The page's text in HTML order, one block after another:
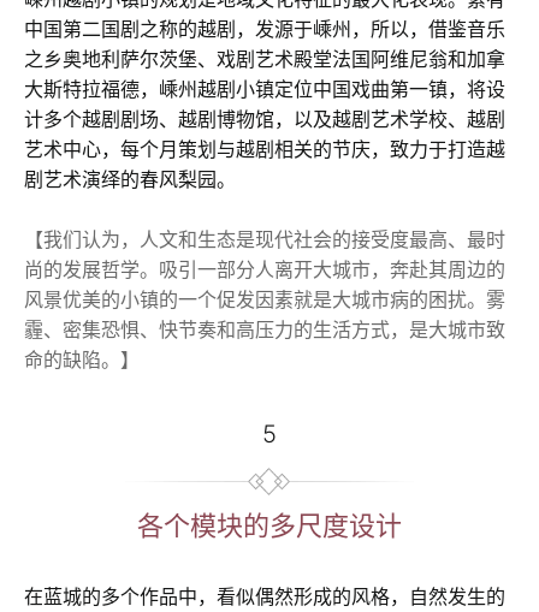
中国第二国剧之称的越剧，发源于嵊州，所以，借鉴音乐
之乡奥地利萨尔茨堡、戏剧艺术殿堂法国阿维尼翁和加拿
大斯特拉福德，嵊州越剧小镇定位中国戏曲第一镇，将设
计多个越剧剧场、越剧博物馆，以及越剧艺术学校、越剧
艺术中心，每个月策划与越剧相关的节庆，致力于打造越
剧艺术演绎的春风梨园。
【我们认为，人文和生态是现代社会的接受度最高、最时
尚的发展哲学。吸引一部分人离开大城市，奔赴其周边的
风景优美的小镇的一个促发因素就是大城市病的困扰。雾
霾、密集恐惧、快节奏和高压力的生活方式，是大城市致
命的缺陷。】
5
各个模块的多尺度设计
在蓝城的多个作品中，看似偶然形成的风格，自然发生的